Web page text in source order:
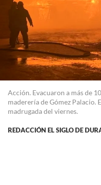
Acción. Evacuaron a más de
maderería de Gómez Palacio.
madrugada del viernes.
REDACCIÓN EL SIGLO DE